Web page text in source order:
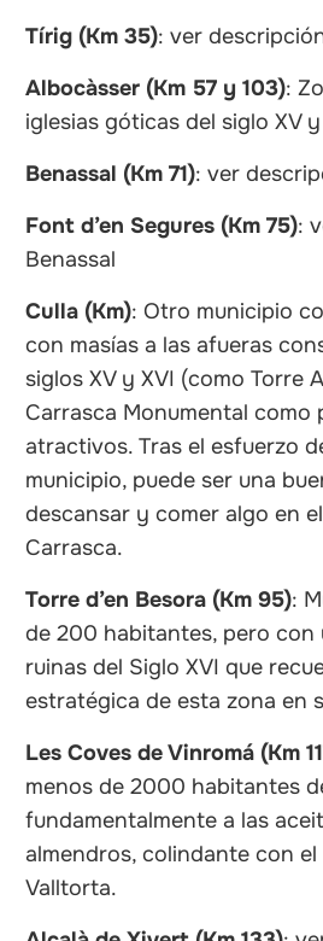
Tírig (Km 35): ver
Albocàsser (Km 57 y 103):
iglesias góticas del siglo XV
Benassal (Km 71): ver
Font d’en Segures (Km 75):
Benassal
Culla (Km): Otro municipio
con masías a las afueras
siglos XV y XVI (como Torre
Carrasca Monumental como
atractivos. Tras el esfuerzo
municipio, puede ser una
descansar y comer algo en
Carrasca.
Torre d’en Besora (Km 95):
de 200 habitantes, pero con
ruinas del Siglo XVI que
estratégica de esta zona en
Les Coves de Vinromá (Km
menos de 2000 habitantes
fundamentalmente a las
almendros, colindante con
Valltorta.